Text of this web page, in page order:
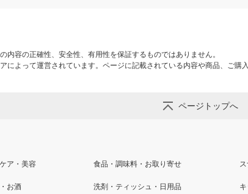
容の正確性、安全性、有用性を保証するものではありません。
よって運営されています。ページに記載されている内容や商品、ご購
ページトップへ
ア・美容 食品・調味料・お取り寄せ
お酒 洗剤・ティッシュ・日用品